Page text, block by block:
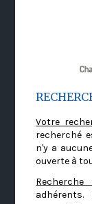
Votre
recherché
n'y a
ouverte à
Recherche